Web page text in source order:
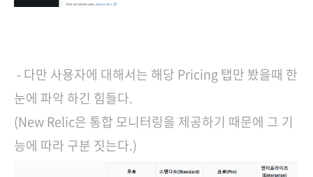
- 다만 사용자에 대해서는 해당 Pricing 탭만 봤을때 한
눈에 파악 하긴 힘들다.
(New Relic은 통합 모니터링을 제공하기 때문에 그 기
능에 따라 구분 짓는다.)